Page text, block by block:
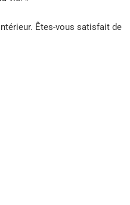
Êtes-vous satisfait de